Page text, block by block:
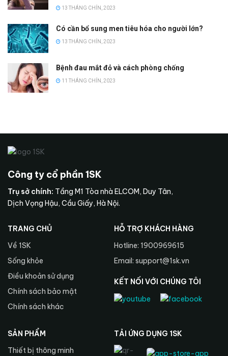
13 THÁNG CHÍN, 2023
Có cần bổ sung men tiêu hóa cho người lớn?
13 THÁNG CHÍN, 2023
Bệnh đau mắt đỏ và cách phòng chống
11 THÁNG CHÍN, 2023
Công ty cổ phần 1SK
Trụ sở chính: Tầng M1 Tòa nhà ELCOM, Duy Tân,
Dịch Vọng Hậu, Cầu Giấy, Hà Nội.
TRANG CHỦ
Về 1SK
Sống khỏe
Điều khoản sử dụng
Chính sách bảo mật
Chính sách khác
HỖ TRỢ KHÁCH HÀNG
Hotline: 1900969615
Email: support@1sk.vn
KẾT NỐI VỚI CHÚNG TÔI
SẢN PHẨM
Thiết bị thông minh
TẢI ỨNG DỤNG 1SK